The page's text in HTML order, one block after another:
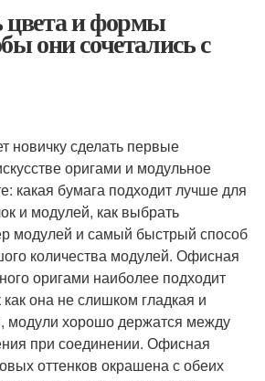
и формы
они сочетались с
новичку сделать первые
оригами и модульное
какая бумага подходит лучше для
и модулей, как выбрать
модулей и самый быстрый способ
количества модулей. Офисная
оригами наиболее подходит
она не слишком гладкая и
модули хорошо держатся между
при соединении. Офисная
оттенков окрашена с обеих